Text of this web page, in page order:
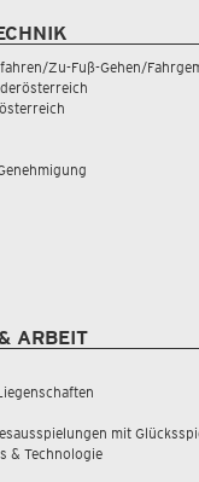
Zu-Fuß-Gehen/
ARBEIT
mit
& Technologie